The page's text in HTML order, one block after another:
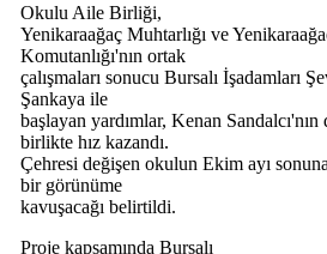
Okulu Aile Birliği,
Yenikaraağaç Muhtarlığı ve
Komutanlığı'nın ortak
çalışmaları sonucu Bursalı İşadamları
Şankaya ile
başlayan yardımlar, Kenan
birlikte hız kazandı.
Çehresi değişen okulun Ekim ayı
bir görünüme
kavuşacağı belirtildi.
Proje kapsamında Bursalı